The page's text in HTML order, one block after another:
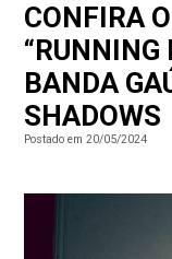
CONFIRA
“RUNNING
BANDA
SHADOWS
Postado em 20/05/2024